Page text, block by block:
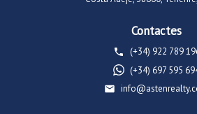
Contactes
(+34) 922 789
(+34) 697 595